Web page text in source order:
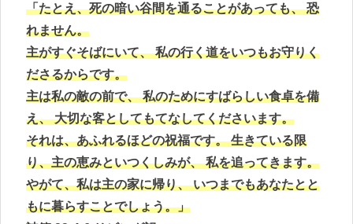
「たとえ、死の暗い谷間を通ることがあっても、 恐
れません。
主がすぐそばにいて、 私の行く道をいつもお守りく
ださるからです。
主は私の敵の前で、 私のためにすばらしい食卓を備
え、 大切な客としてもてなしてくださいます。
それは、あふれるほどの祝福です。 生きている限
り、主の恵みといつくしみが、 私を追ってきます。
やがて、私は主の家に帰り、 いつまでもあなたとと
もに暮らすことでしょう。」